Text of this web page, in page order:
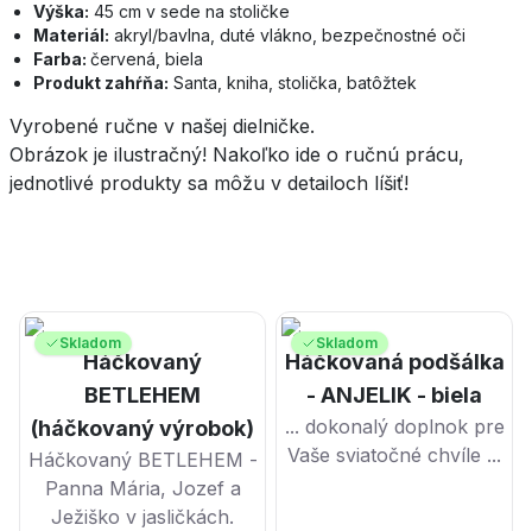
Výška: 45 cm v sede na stoličke
Materiál: akryl/bavlna, duté vlákno, bezpečnostné oči
Farba: červená, biela
Produkt zahŕňa: Santa, kniha, stolička, batôžtek
Vyrobené ručne v našej dielničke.
Obrázok je ilustračný! Nakoľko ide o ručnú prácu,
jednotlivé produkty sa môžu v detailoch líšiť!
Skladom
Háčkovaný
BETLEHEM
(háčkovaný výrobok)
Háčkovaný BETLEHEM -
Panna Mária, Jozef a
Ježiško v jasličkách.
Skladom
Háčkovaná podšálka
- ANJELIK - biela
... dokonalý doplnok pre
Vaše sviatočné chvíle ...